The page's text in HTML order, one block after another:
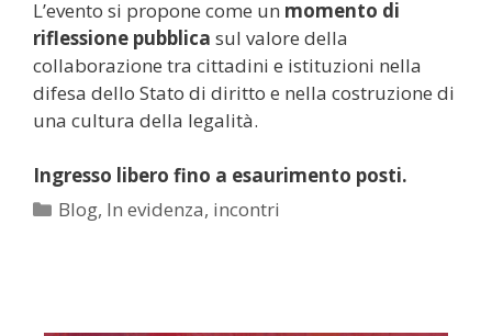
L’evento si propone come un momento di
riflessione pubblica sul valore della
collaborazione tra cittadini e istituzioni nella
difesa dello Stato di diritto e nella costruzione di
una cultura della legalità.
Ingresso libero fino a esaurimento posti.
Categorie
Blog, In evidenza, incontri